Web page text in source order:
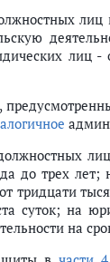
где ее
о
или деловой
к
в ходе
лиц -
до трех
тридцати
суток; на
на